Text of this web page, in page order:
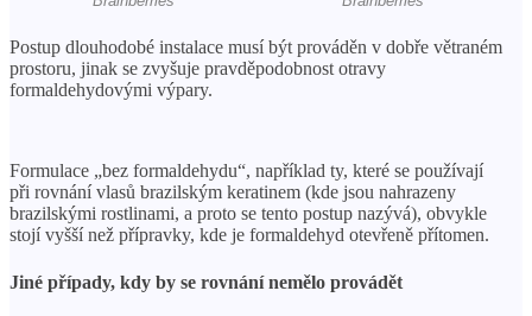
Postup dlouhodobé instalace musí být prováděn v dobře větraném
prostoru, jinak se zvyšuje pravděpodobnost otravy
formaldehydovými výpary.
Formulace „bez formaldehydu“, například ty, které se používají
při rovnání vlasů brazilským keratinem (kde jsou nahrazeny
brazilskými rostlinami, a proto se tento postup nazývá), obvykle
stojí vyšší než přípravky, kde je formaldehyd otevřeně přítomen.
Jiné případy, kdy by se rovnání nemělo provádět